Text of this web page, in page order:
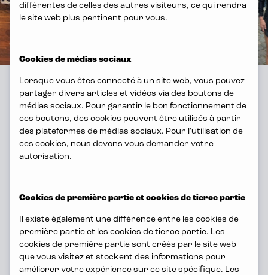
A quoi pouvez-vous vous
Un cocktail d'ambition et
différentes de celles des autres visiteurs, ce qui rendra
le site web plus pertinent pour vous.
Cookies de médias sociaux
Lorsque vous êtes connecté à un site web, vous pouvez
partager divers articles et vidéos via des boutons de
médias sociaux. Pour garantir le bon fonctionnement de
ces boutons, des cookies peuvent être utilisés à partir
des plateformes de médias sociaux. Pour l'utilisation de
ces cookies, nous devons vous demander votre
autorisation.
Cookies de première partie et cookies de tierce partie
Il existe également une différence entre les cookies de
première partie et les cookies de tierce partie. Les
cookies de première partie sont créés par le site web
que vous visitez et stockent des informations pour
améliorer votre expérience sur ce site spécifique. Les